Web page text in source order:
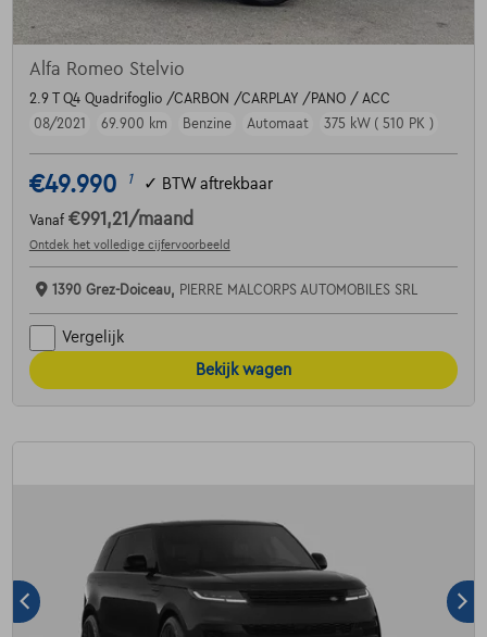
Alfa Romeo Stelvio
2.9 T Q4 Quadrifoglio /CARBON /CARPLAY /PANO / ACC
08/2021
69.900 km Benzine Automaat 375 kW ( 510 PK )
€49.990 1 ✓ BTW aftrekbaar
Vanaf €991,21 /maand
Ontdek het volledige cijfervoorbeeld
1390 Grez-Doiceau, PIERRE MALCORPS AUTOMOBILES SRL
Vergelijk
Bekijk wagen